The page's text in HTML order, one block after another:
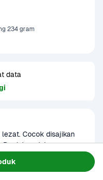
234 gram
data
Cocok disajikan
Produk sudah